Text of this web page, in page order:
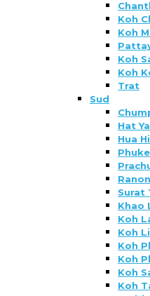
Koh
Koh
Koh
Koh
Trat
Sud
Hat
Hua
Surat
Khao
Koh
Koh
Koh
Koh
Koh
Koh